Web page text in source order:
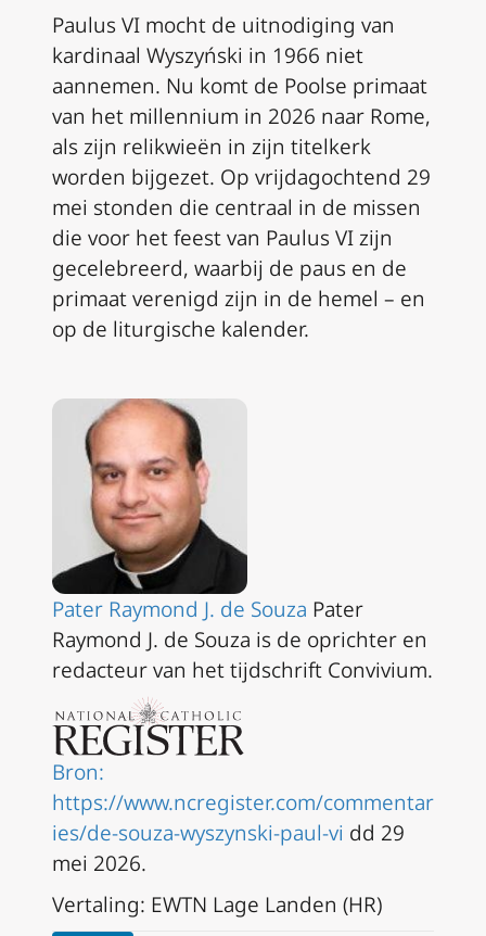
Paulus VI mocht de uitnodiging van
kardinaal Wyszyński in 1966 niet
aannemen. Nu komt de Poolse primaat
van het millennium in 2026 naar Rome,
als zijn relikwieën in zijn titelkerk
worden bijgezet. Op vrijdagochtend 29
mei stonden die centraal in de missen
die voor het feest van Paulus VI zijn
gecelebreerd, waarbij de paus en de
primaat verenigd zijn in de hemel – en
op de liturgische kalender.
Pater Raymond J. de Souza Pater
Raymond J. de Souza is de oprichter en
redacteur van het tijdschrift Convivium.
Bron:
https://www.ncregister.com/commentar
ies/de-souza-wyszynski-paul-vi dd 29
mei 2026.
Vertaling: EWTN Lage Landen (HR)